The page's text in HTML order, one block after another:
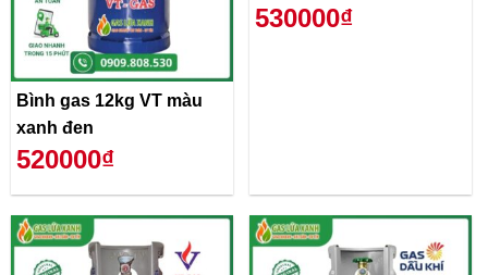
Bình gas 12kg VT màu
xanh đen
520000₫
530000₫